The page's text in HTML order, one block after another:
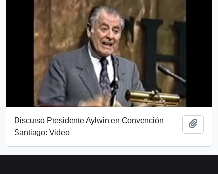
Discurso Presidente Aylwin en Convención
Santiago: Video